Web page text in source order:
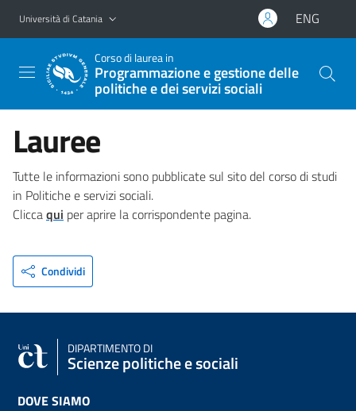
Vai al contenuto principale
Vai al menu di navigazione
Università di Catania ENG
Corso di laurea in
Programmazione e gestione delle
politiche e dei servizi sociali
Lauree
Tutte le informazioni sono pubblicate sul sito del corso di studi
in Politiche e servizi sociali.
Cliccaqui per aprire la corrispondente pagina.
Condividi
DIPARTIMENTO DI
Scienze politiche e sociali
DOVE SIAMO